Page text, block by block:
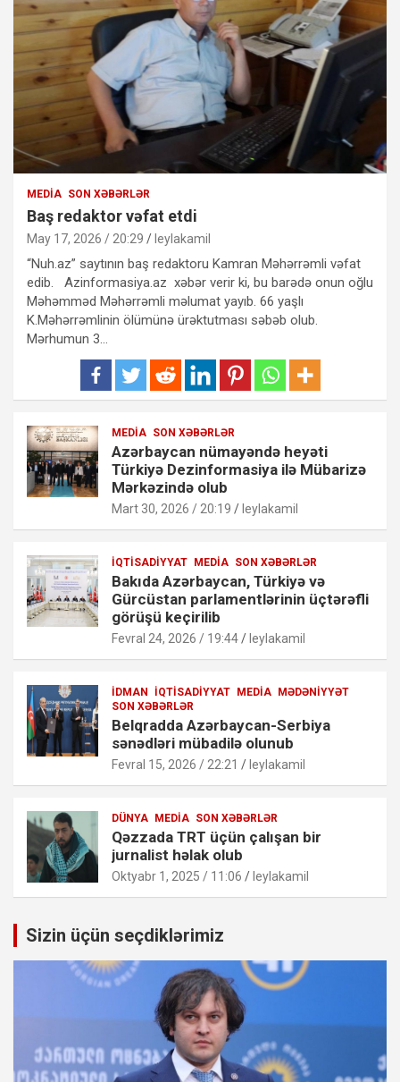
MEDIA SON XƏBƏRLƏR
Baş redaktor vəfat etdi
May 17, 2026 / 20:29 leylakamil
“Nuh.az” saytının baş redaktoru Kamran Məhərrəmli vəfat
edib. Azinformasiya.az xəbər verir ki, bu barədə onun oğlu
Məhəmməd Məhərrəmli məlumat yayıb. 66 yaşlı
K.Məhərrəmlinin ölümünə ürəktutması səbəb olub.
Mərhumun 3…
MEDIA SON XƏBƏRLƏR
Azərbaycan nümayəndə heyəti
Türkiyə Dezinformasiya ilə Mübarizə
Mərkəzində olub
Mart 30, 2026 / 20:19 leylakamil
İQTISADIYYAT MEDIA SON XƏBƏRLƏR
Bakıda Azərbaycan, Türkiyə və
Gürcüstan parlamentlərinin üçtərəfli
görüşü keçirilib
Fevral 24, 2026 / 19:44 leylakamil
İDMAN İQTISADIYYAT MEDIA MƏDƏNIYYƏT
SON XƏBƏRLƏR
Belqradda Azərbaycan-Serbiya
sənədləri mübadilə olunub
Fevral 15, 2026 / 22:21 leylakamil
DÜNYA MEDIA SON XƏBƏRLƏR
Qəzzada TRT üçün çalışan bir
jurnalist həlak olub
Oktyabr 1, 2025 / 11:06 leylakamil
Sizin üçün seçdiklərimiz